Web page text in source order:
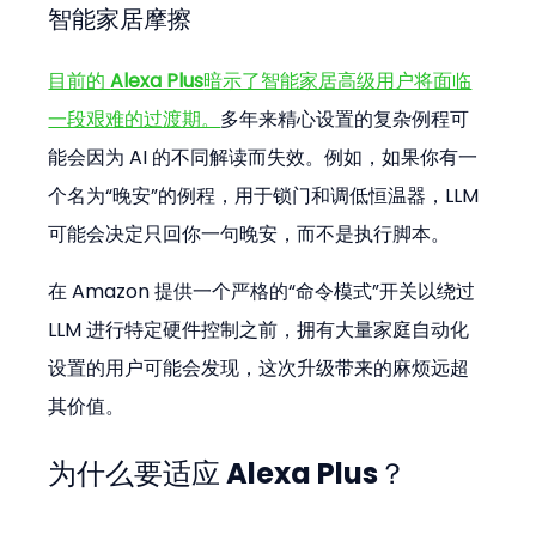
智能家居摩擦
目前的 Alexa Plus暗示了智能家居高级用户将面临
一段艰难的过渡期。 多年来精心设置的复杂例程可
能会因为 AI 的不同解读而失效。例如，如果你有一
个名为“晚安”的例程，用于锁门和调低恒温器，LLM
可能会决定只回你一句晚安，而不是执行脚本。
在 Amazon 提供一个严格的“命令模式”开关以绕过
LLM 进行特定硬件控制之前，拥有大量家庭自动化
设置的用户可能会发现，这次升级带来的麻烦远超
其价值。
为什么要适应 Alexa Plus？